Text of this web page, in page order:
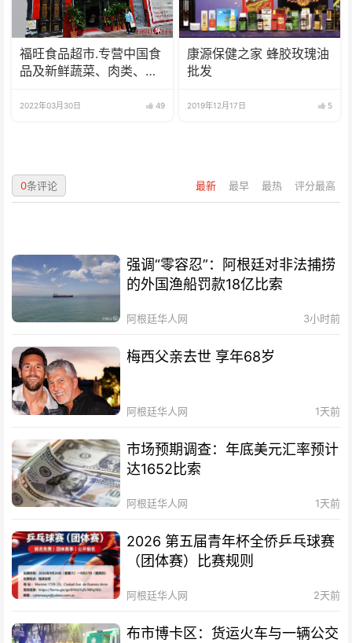
福旺食品超市.专营中国食
品及新鲜蔬菜、肉类、
2022年03月30日 49
康源保健之家 蜂胶玫瑰油
批发
2019年12月17日 5
最新 最早 最热 评分最高
0条评论
强调“零容忍”：阿根廷对非法捕捞
的外国渔船罚款18亿比索
阿根廷华人网 3小时前
梅西父亲去世 享年68岁
阿根廷华人网 1天前
市场预期调查：年底美元汇率预计
达1652比索
阿根廷华人网 1天前
2026 第五届青年杯全侨乒乓球赛
（团体赛）比赛规则
阿根廷华人网 2天前
布市博卡区：货运火车与一辆公交